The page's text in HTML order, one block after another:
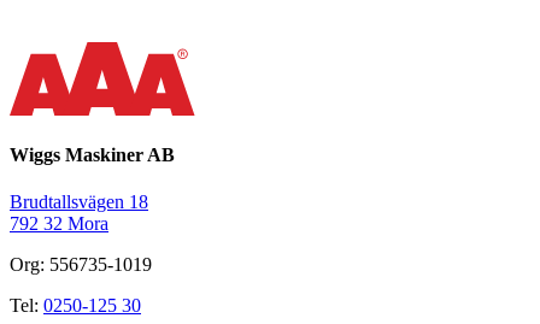
Wiggs Maskiner AB
Brudtallsvägen 18
792 32 Mora
Org: 556735-1019
Tel: 0250-125 30